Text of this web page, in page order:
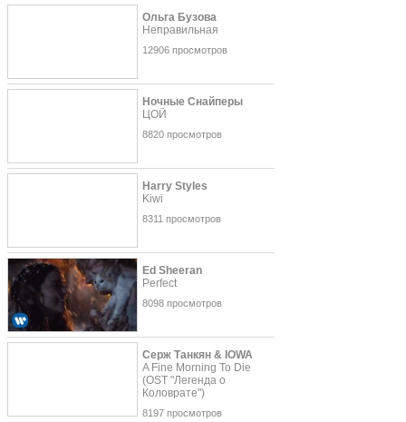
Ольга Бузова
Неправильная
12906 просмотров
Ночные Снайперы
ЦОЙ
8820 просмотров
Harry Styles
Kiwi
8311 просмотров
Ed Sheeran
Perfect
8098 просмотров
Серж Танкян & IOWA
A Fine Morning To Die
(OST "Легенда о
Коловрате")
8197 просмотров